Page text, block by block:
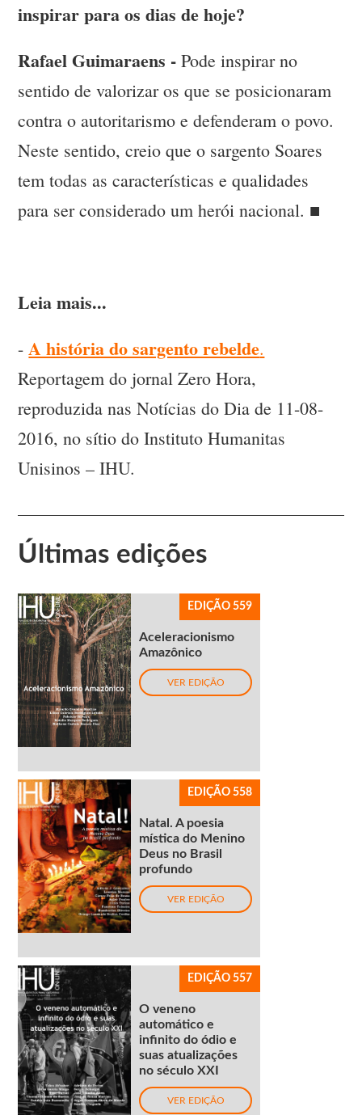
inspirar para os dias de hoje?
Rafael Guimaraens -Pode inspirar no
sentido de valorizar os que se posicionaram
contra o autoritarismo e defenderam o povo.
Neste sentido, creio que o sargento Soares
tem todas as características e qualidades
para ser considerado um herói nacional. ■
Leia mais...
-A história do sargento rebelde.
Reportagem do jornal Zero Hora,
reproduzida nas Notícias do Dia de 11-08-
2016, no sítio do Instituto Humanitas
Unisinos – IHU.
Últimas edições
EDIÇÃO 559
Aceleracionismo
Amazônico
VER EDIÇÃO
EDIÇÃO 558
Natal. A poesia
mística do Menino
Deus no Brasil
profundo
VER EDIÇÃO
EDIÇÃO 557
O veneno
automático e
infinito do ódio e
suas atualizações
no século XXI
VER EDIÇÃO